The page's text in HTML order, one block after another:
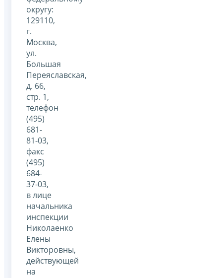
округу:
129110,
г.
Москва,
ул.
Большая
Переяславская,
д. 66,
стр. 1,
телефон
(495)
681-
81-03,
факс
(495)
684-
37-03,
в лице
начальника
инспекции
Николаенко
Елены
Викторовны,
действующей
на